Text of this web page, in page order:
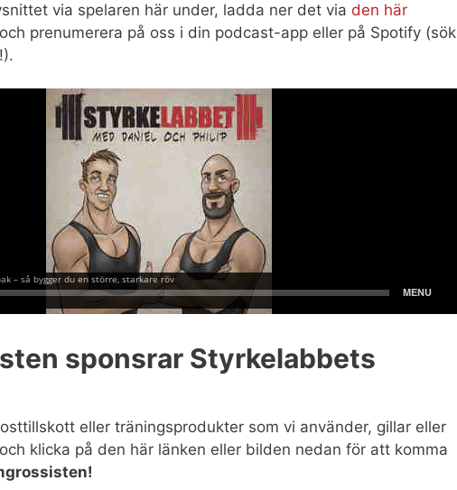
via spelaren här under, ladda ner det via den här
prenumerera på oss i din podcast-app eller på Spotify (sök
sponsrar Styrkelabbets
eller träningsprodukter som vi använder, gillar eller
klicka på den här länken eller bilden nedan för att komma